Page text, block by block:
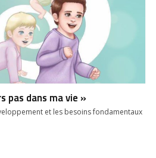
pas dans ma vie »
et les besoins fondamentaux